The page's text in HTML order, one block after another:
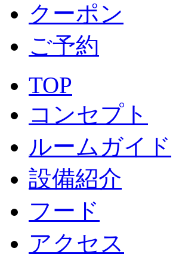
クーポン
ご予約
TOP
コンセプト
ルームガイド
設備紹介
フード
アクセス